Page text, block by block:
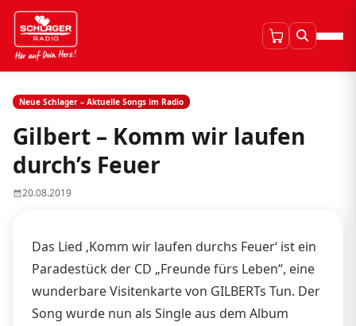
Neue Schlager – Aktuelle Songs im Radio
Gilbert – Komm wir laufen
durch’s Feuer
20.08.2019
Das Lied ‚Komm wir laufen durchs Feuer‘ ist ein
Paradestück der CD „Freunde fürs Leben“, eine
wunderbare Visitenkarte von GILBERTs Tun. Der
Song wurde nun als Single aus dem Album